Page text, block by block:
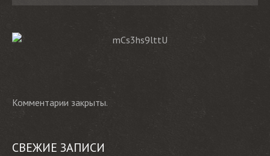
Комментарии закрыты.
СВЕЖИЕ ЗАПИСИ